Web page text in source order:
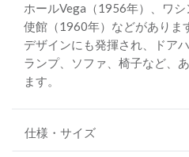
ホールVega（1956年）、ワ
使館（1960年）などがありま
デザインにも発揮され、ドア
ランプ、ソファ、椅子など、
ます。
仕様・サイズ